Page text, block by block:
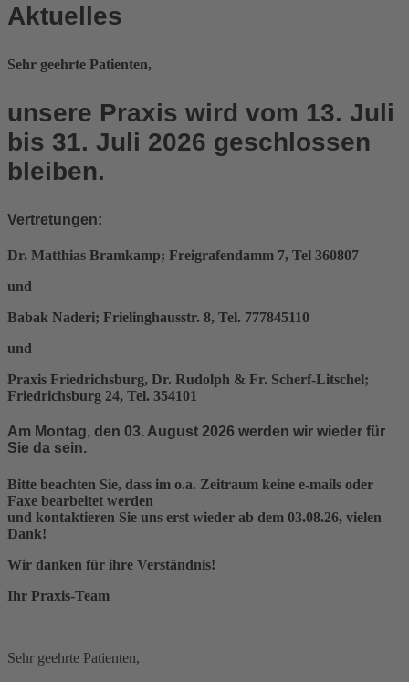
Aktuelles
Sehr geehrte Patienten,
unsere Praxis wird vom 13. Juli
bis 31. Juli 2026 geschlossen
bleiben.
Vertretungen:
Dr. Matthias Bramkamp; Freigrafendamm 7, Tel 360807
und
Babak Naderi; Frielinghausstr. 8, Tel. 777845110
und
Praxis Friedrichsburg, Dr. Rudolph & Fr. Scherf-Litschel;
Friedrichsburg 24, Tel. 354101
Am Montag, den 03. August 2026 werden wir wieder für
Sie da sein.
Bitte beachten Sie, dass im o.a. Zeitraum keine e-mails oder
Faxe bearbeitet werden
und kontaktieren Sie uns erst wieder ab dem 03.08.26, vielen
Dank!
Wir danken für ihre Verständnis!
Ihr Praxis-Team
Sehr geehrte Patienten,